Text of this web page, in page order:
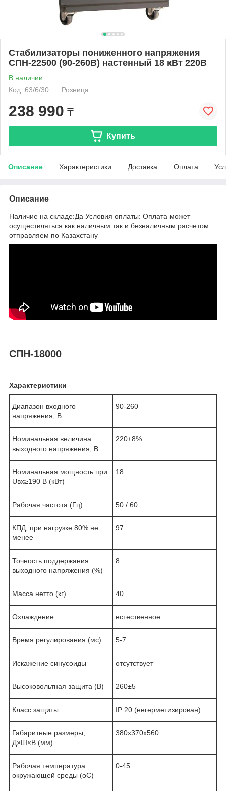
Cтабилизаторы пониженного напряжения
СПН-22500 (90-260В) настенный 18 кВт 220В
В наличии
Код: 63/6/30
Розница
238 990 ₸
Купить
Описание Характеристики Доставка Оплата
Описание
Наличие на складе:Да Условия оплаты: Оплата может
осуществляться как наличным так и безналичным расчетом
отправляем по Казахстану
СПН-18000
Характеристики
Диапазон входного
напряжения, В
90-260
Номинальная величина
выходного напряжения, В
220±8%
Номинальная мощность при
Uвх≥190 В (кВт)
18
Рабочая частота (Гц) 50 / 60
КПД, при нагрузке 80% не
менее
97
Точность поддержания
выходного напряжения (%)
8
Масса нетто (кг) 40
Охлаждение естественное
Время регулирования (мс) 5-7
Искажение синусоиды отсутствует
Высоковольтная защита (В) 260±5
Класс защиты IP 20 (негерметизирован)
Габаритные размеры,
Д×Ш×В (мм)
380х370х560
Рабочая температура
окружающей среды (оС)
0-45